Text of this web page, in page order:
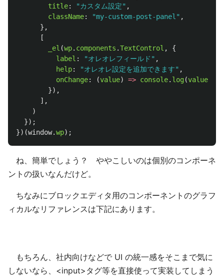
title: "カスタム設定" ,
className: "my-custom-post-panel " ,
},
[
_el (wp. components .TextControl ,
{
label : "オレオレフィールド " ,
help: "オレオレ設定を追加できます" ,
onChange: (value) => console. log(value
}),
],
)
});
})(window.wp);
ね、簡単でしょう？ ややこしいのは個別のコンポーネ
ントの扱いなんだけど。
ちなみにブロックエディタ用のコンポーネントのグラフ
ィカルなリファレンスは下記にあります。
もちろん、社内向けなどで UI の統一感をそこまで気に
しないなら、<input>タグ等を直接使って実装してしまう